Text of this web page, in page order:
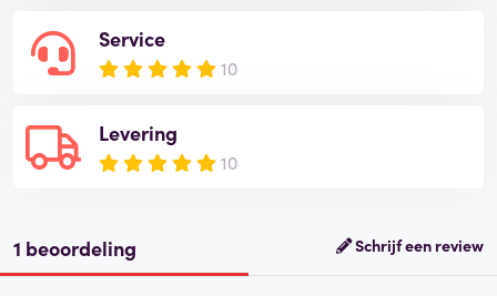
Service
10
Levering
10
1 beoordeling Schrijf een review